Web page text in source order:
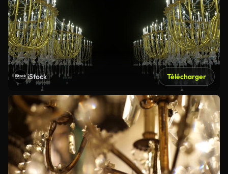
iStock Télécharger